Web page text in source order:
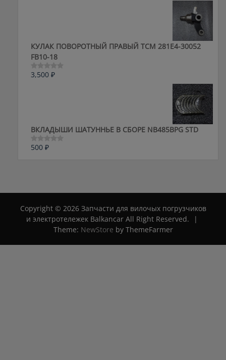
КУЛАК ПОВОРОТНЫЙ ПРАВЫЙ ТСМ 281E4-30052
FB10-18
Оценка
3,500 ₽
ВКЛАДЫШИ ШАТУННЬЕ В СБОРЕ NB485BPG STD
Оценка
500 ₽
Copyright © 2026 Запчасти для вилочых погрузчиков
и электротележек Balkancar All Right Reserved.
|
Theme: NewStore by ThemeFarmer